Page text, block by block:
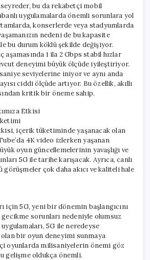
bu da rekabetçi mobil
uygulamalarda önemli sorunlara yol
konserlerde veya stadyumlarda
nedeni de bu kapasite
bu durum köklü şekilde değişiyor.
aşamasında 1 ila 2 Gbps stabil hızlar
deneyimi büyük ölçüde iyileştiriyor.
seviyelerine iniyor ve aynı anda
ciddi ölçüde artıyor. Bu özellik, akıllı
kritik bir öneme sahip.
Etkisi
içerik tüketiminde yaşanacak olan
4K video izlerken yaşanan
oyun güncellemelerinin yavaşlığı ve
5G ile tarihe karışacak. Ayrıca, canlı
görüşmeler çok daha akıcı ve kaliteli hale
için 5G, yeni bir dönemin başlangıcını
sorunları nedeniyle olumsuz
5G ile neredeyse
bir oyun deneyimi sunmaya
oyunlarda milisaniyelerin önemi göz
gelişme oldukça önemli.